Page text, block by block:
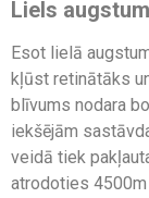
Liels
Esot lielā
kļūst retinātāks
blīvums nodara
iekšējām
veidā tiek
atrodoties